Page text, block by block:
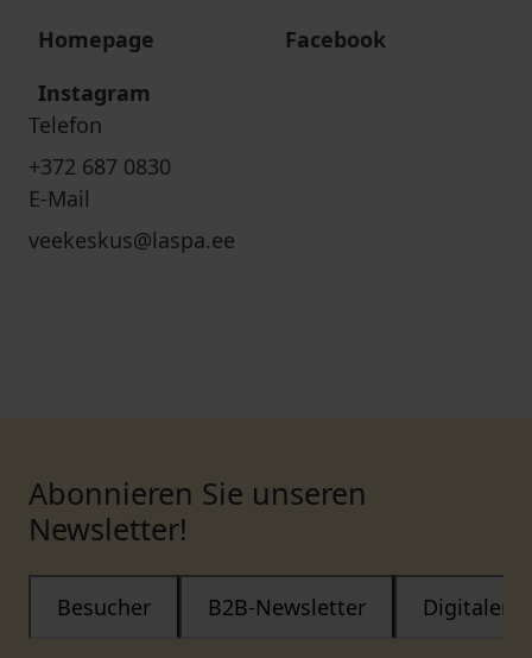
Homepage
Facebook
Instagram
Telefon
+372 687 0830
E-Mail
veekeskus@laspa.ee
Abonnieren Sie unseren
Newsletter!
Besucher B2B-Newsletter Digitaler